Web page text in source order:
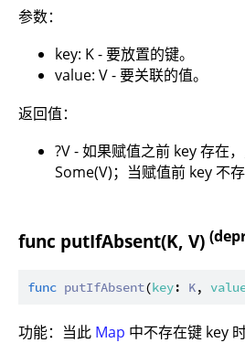
参数：
key: K - 要放置的键。
value: V - 要关联的值。
返回值：
?V - 如果赋值之前 key 存在
Some(V)；当赋值前 key 不
func putIfAbsent(K, V)
func putIfAbsent(key: K,
功能：当此 Map 中不存在键 key